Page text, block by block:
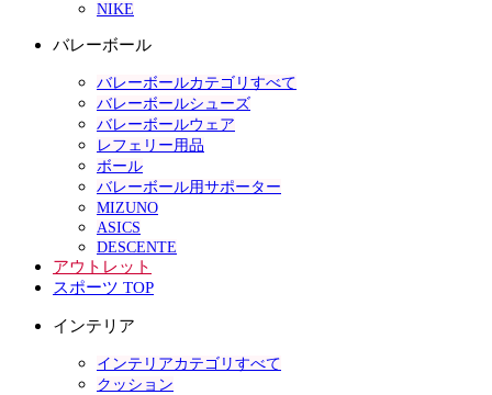
NIKE
バレーボール
バレーボールカテゴリすべて
バレーボールシューズ
バレーボールウェア
レフェリー用品
ボール
バレーボール用サポーター
MIZUNO
ASICS
DESCENTE
アウトレット
スポーツ TOP
インテリア
インテリアカテゴリすべて
クッション